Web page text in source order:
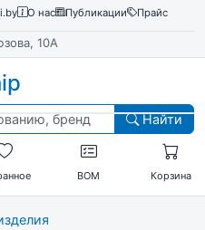
О нас Публикации
Прайс
10А
Найти
BOM Корзина